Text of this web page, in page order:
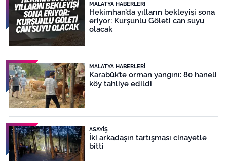
MALATYA HABERLERI
Hekimhan’da yılların bekleyişi sona
eriyor: Kurşunlu Göleti can suyu
olacak
MALATYA HABERLERI
Karabük’te orman yangını: 80 haneli
köy tahliye edildi
ASAYIŞ
İki arkadaşın tartışması cinayetle
bitti